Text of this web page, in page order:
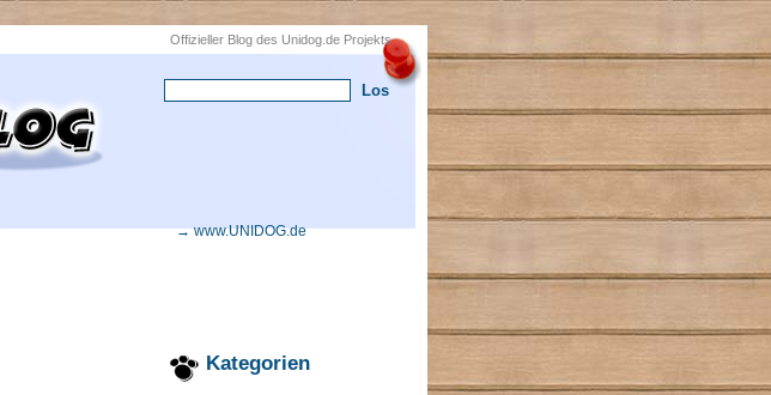
Offizieller Blog des Unidog.de Projekts
→ www.UNIDOG.de
Kategorien